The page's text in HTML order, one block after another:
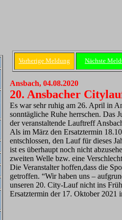
Vorherige Meldung Nächste
Ansbach, 04.08.2020
20. Ansbacher
Es war sehr ruhig am 26. April in
sonntägliche Ruhe herrschen. Das
der veranstaltende Lauftreff
Als im März den Ersatztermin
entschlossen, den Lauf für dieses
ist es überhaupt noch nicht
zweiten Welle bzw. eine
Die Veranstalter hoffen,dass die
getroffen. “Wir haben uns –
unseren 20. City-Lauf nicht ins
Ersatztermin der 17. Oktober 2021